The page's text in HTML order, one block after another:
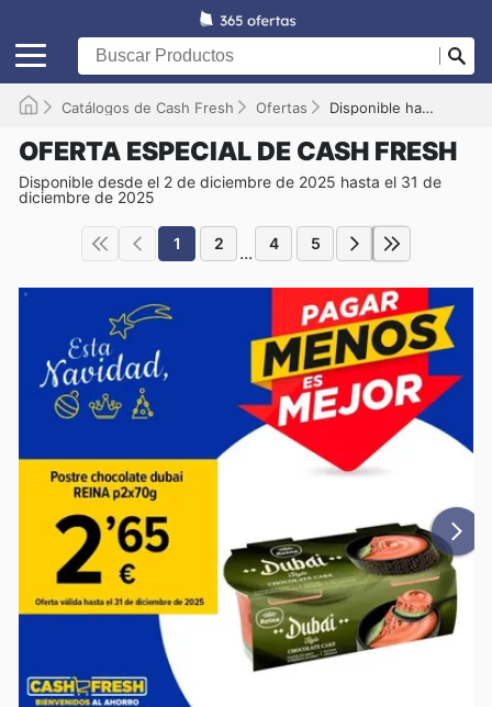
Catálogos de Cash Fresh Ofertas Disponible hasta el 31/12/2025
OFERTA ESPECIAL DE CASH FRESH
Disponible desde el 2 de diciembre de 2025 hasta el 31 de
diciembre de 2025
1 2 ... 4 5